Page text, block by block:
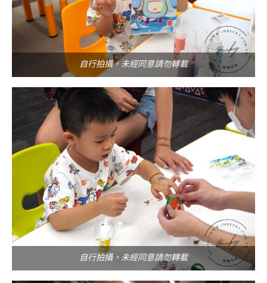
自行拍攝，未經同意請勿轉載
自行拍攝，未經同意請勿轉載